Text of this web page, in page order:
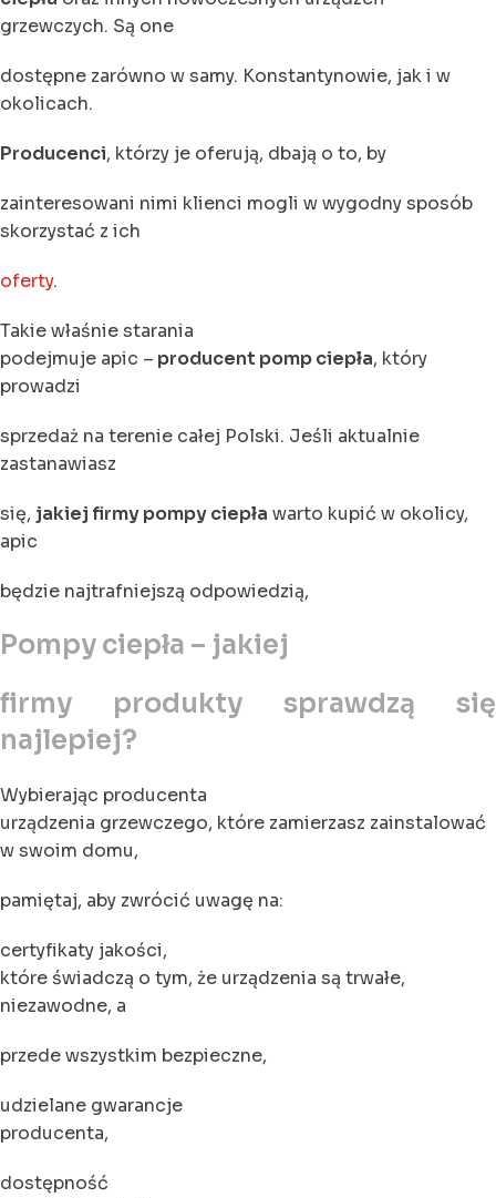
grzewczych. Są one
dostępne zarówno w samy. Konstantynowie, jak i w
okolicach.
Producenci, którzy je oferują, dbają o to, by
zainteresowani nimi klienci mogli w wygodny sposób
skorzystać z ich
oferty.
Takie właśnie starania
podejmuje apic – producent pomp ciepła, który
prowadzi
sprzedaż na terenie całej Polski. Jeśli aktualnie
zastanawiasz
się, jakiej firmy pompy ciepła warto kupić w okolicy,
apic
będzie najtrafniejszą odpowiedzią,
Pompy ciepła – jakiej
firmy produkty sprawdzą się
najlepiej?
Wybierając producenta
urządzenia grzewczego, które zamierzasz zainstalować
w swoim domu,
pamiętaj, aby zwrócić uwagę na:
certyfikaty jakości,
które świadczą o tym, że urządzenia są trwałe,
niezawodne, a
przede wszystkim bezpieczne,
udzielane gwarancje
producenta,
dostępność